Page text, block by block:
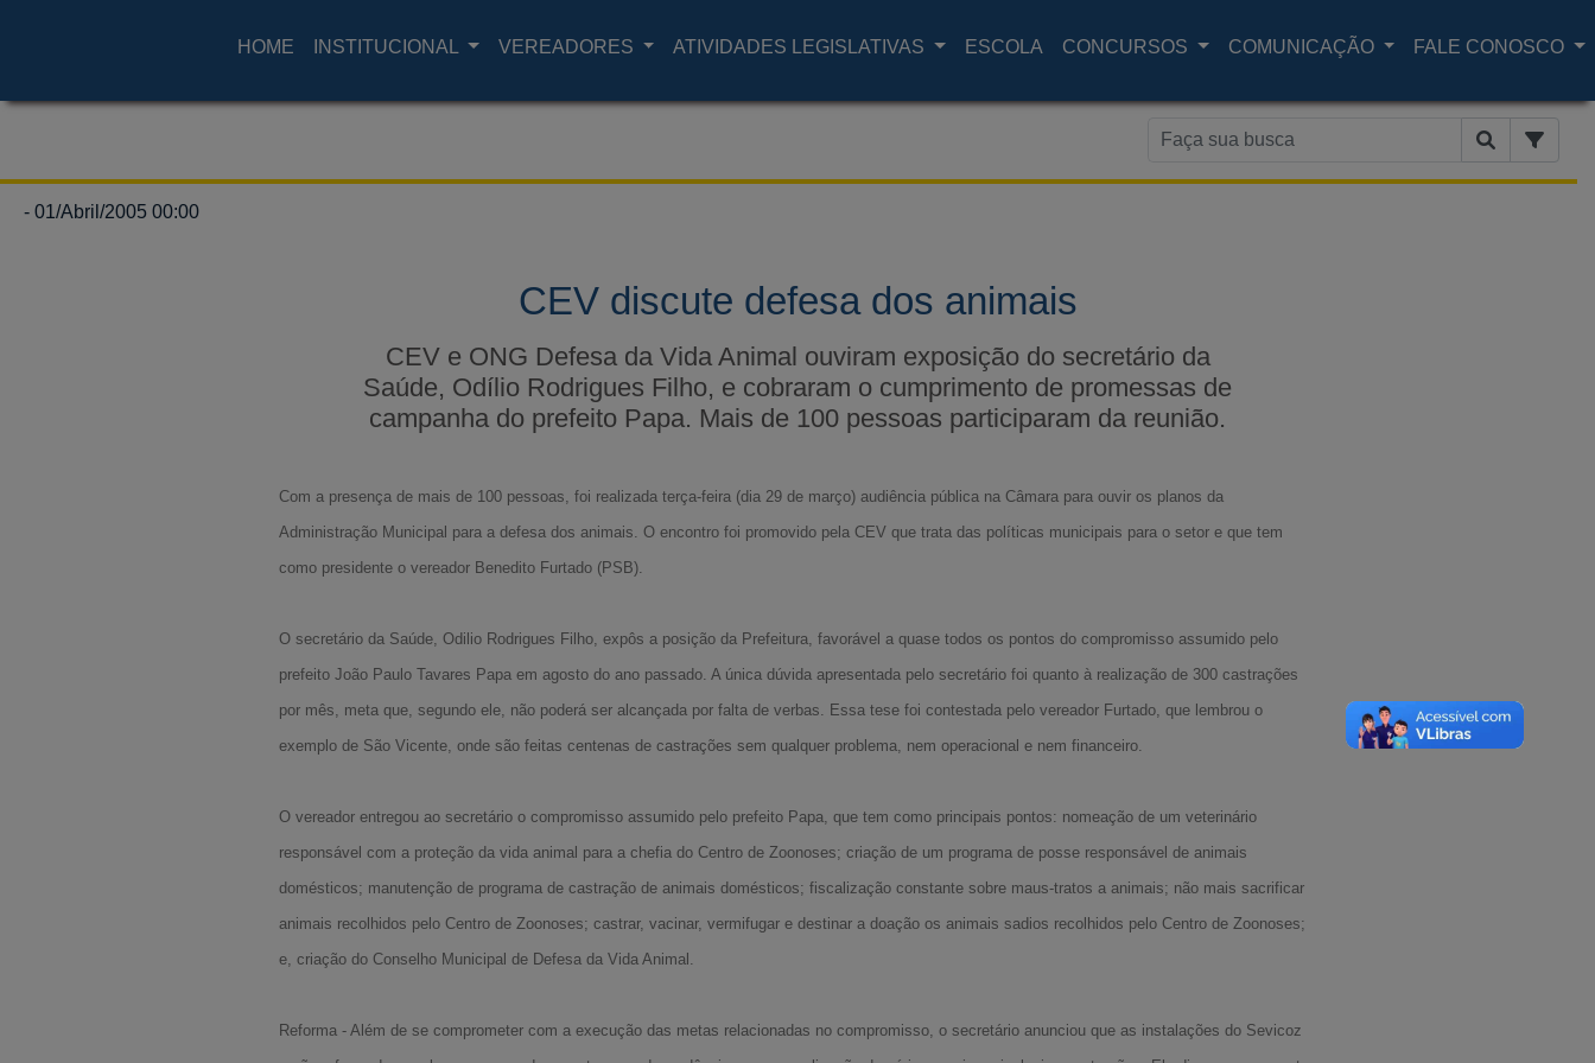
HOME INSTITUCIONAL VEREADORES ATIVIDADES LEGISLATIVAS ESCOLA CONCURSOS COMUNICAÇÃO FALE CONOSCO
- 01/Abril/2005 00:00
CEV discute defesa dos animais
CEV e ONG Defesa da Vida Animal ouviram exposição do secretário da
Saúde, Odílio Rodrigues Filho, e cobraram o cumprimento de promessas de
campanha do prefeito Papa. Mais de 100 pessoas participaram da reunião.
Com a presença de mais de 100 pessoas, foi realizada terça-feira (dia 29 de março) audiência pública na Câmara para ouvir os planos da
Administração Municipal para a defesa dos animais. O encontro foi promovido pela CEV que trata das políticas municipais para o setor e que tem
como presidente o vereador Benedito Furtado (PSB).
O secretário da Saúde, Odilio Rodrigues Filho, expôs a posição da Prefeitura, favorável a quase todos os pontos do compromisso assumido pelo
prefeito João Paulo Tavares Papa em agosto do ano passado. A única dúvida apresentada pelo secretário foi quanto à realização de 300 castrações
por mês, meta que, segundo ele, não poderá ser alcançada por falta de verbas. Essa tese foi contestada pelo vereador Furtado, que lembrou o
exemplo de São Vicente, onde são feitas centenas de castrações sem qualquer problema, nem operacional e nem financeiro.
O vereador entregou ao secretário o compromisso assumido pelo prefeito Papa, que tem como principais pontos: nomeação de um veterinário
responsável com a proteção da vida animal para a chefia do Centro de Zoonoses; criação de um programa de posse responsável de animais
domésticos; manutenção de programa de castração de animais domésticos; fiscalização constante sobre maus-tratos a animais; não mais sacrificar
animais recolhidos pelo Centro de Zoonoses; castrar, vacinar, vermifugar e destinar a doação os animais sadios recolhidos pelo Centro de Zoonoses;
e, criação do Conselho Municipal de Defesa da Vida Animal.
Reforma - Além de se comprometer com a execução das metas relacionadas no compromisso, o secretário anunciou que as instalações do Sevicoz